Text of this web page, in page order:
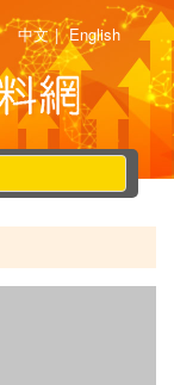
中文 | English